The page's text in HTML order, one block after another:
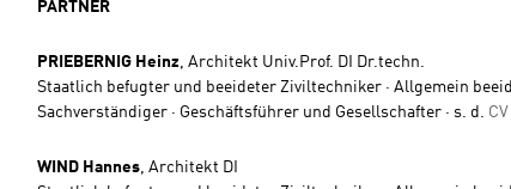
PARTNER
PRIEBERNIG Heinz, Architekt Univ.Prof. DI Dr.techn.
Staatlich befugter und beeideter Ziviltechniker · Allgemein
Sachverständiger · Geschäftsführer und Gesellschafter · s. d. CV
WIND Hannes, Architekt DI